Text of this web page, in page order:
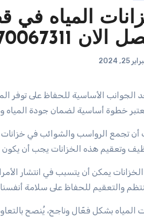
المياه في
70067311
25, 2024
الجوانب الأساسية للحفاظ على توفر
خطوة أساسية لضمان جودة المياه
تجمع الرواسب والشوائب في خزانات
وتعقيم هذه الخزانات يجب أن
يمكن أن يتسبب في انتشار
والتعقيم للحفاظ على سلامة أنفسنا
المياه بشكل فعّال وناجح، يُنصح